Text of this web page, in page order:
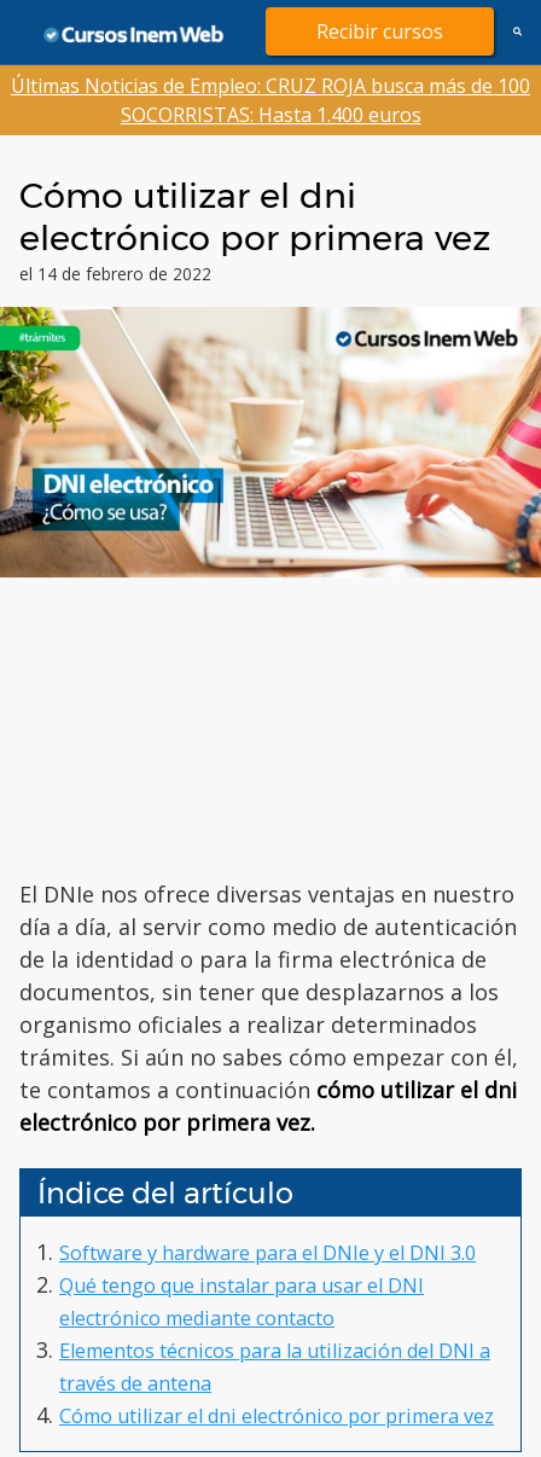
contenido
Recibir cursos
Últimas Noticias de Empleo: CRUZ ROJA busca más de 100
SOCORRISTAS: Hasta 1.400 euros
Cómo utilizar el dni
electrónico por primera vez
el 14 de febrero de 2022
El DNIe nos ofrece diversas ventajas en nuestro
día a día, al servir como medio de autenticación
de la identidad o para la firma electrónica de
documentos, sin tener que desplazarnos a los
organismo oficiales a realizar determinados
trámites. Si aún no sabes cómo empezar con él,
te contamos a continuación cómo utilizar el dni
electrónico por primera vez.
Índice del artículo
Software y hardware para el DNIe y el DNI 3.0
Qué tengo que instalar para usar el DNI
electrónico mediante contacto
Elementos técnicos para la utilización del DNI a
través de antena
Cómo utilizar el dni electrónico por primera vez